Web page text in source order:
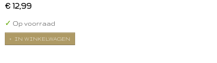
€ 12,99
✓ Op voorraad
IN WINKELWAGEN